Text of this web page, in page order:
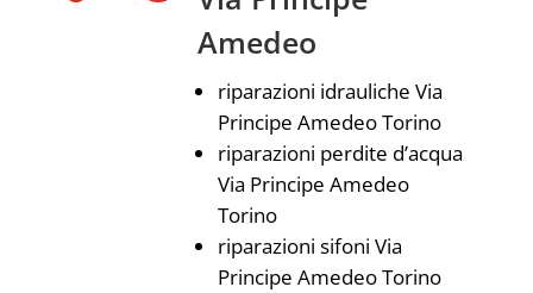
Amedeo
riparazioni idrauliche Via
Principe Amedeo Torino
riparazioni perdite d’acqua
Via Principe Amedeo
Torino
riparazioni sifoni Via
Principe Amedeo Torino